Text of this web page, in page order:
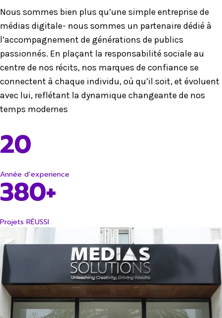
Nous sommes bien plus qu’une simple entreprise de
médias digitale- nous sommes un partenaire dédié à
l’accompagnement de générations de publics
passionnés. En plaçant la responsabilité sociale au
centre de nos récits, nos marques de confiance se
connectent à chaque individu, où qu’il soit, et évoluent
avec lui, reflétant la dynamique changeante de nos
temps modernes
20
Année d’experience
380+
Projets RÉUSSI